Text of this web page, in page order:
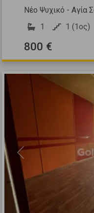
Νέο Ψυχικό - Αγία
1
1 (1ος)
800 €
Previous